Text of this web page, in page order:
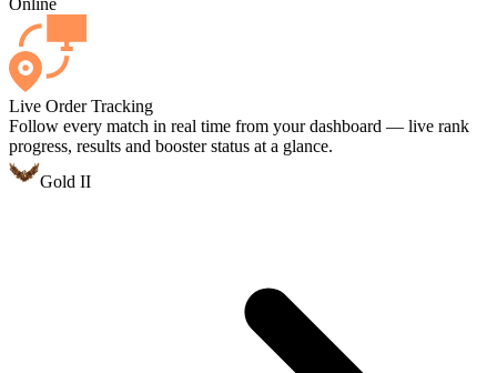
Live Order Tracking
Follow every match in real time from your dashboard — live rank
progress, results and booster status at a glance.
Gold II